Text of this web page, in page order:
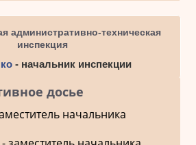
административно-техническая
инспекция
- начальник инспекции
досье
начальника